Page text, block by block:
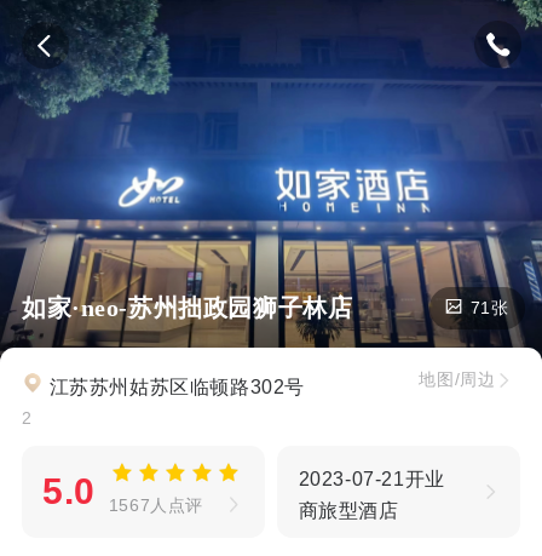
如家·neo-苏州拙政园狮子林店 71张
江苏苏州姑苏区临顿路302号
2
地图/周边
5.0 1567人点评
2023-07-21开业
商旅型酒店